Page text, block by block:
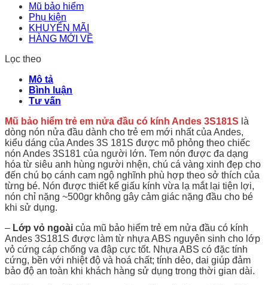
Mũ bảo hiểm
Phụ kiện
KHUYẾN MÃI
HÀNG MỚI VỀ
Lọc theo
Mô tả
Bình luận
Tư vấn
Mũ bảo hiểm trẻ em nửa đầu có kính Andes 3S181S là
dòng nón nửa đầu dành cho trẻ em mới nhất của Andes,
kiểu dáng của Andes 3S 181S được mô phỏng theo chiếc
nón Andes 3S181 của người lớn. Tem nón được đa dạng
hóa từ siêu anh hùng người nhện, chú cá vàng xinh đẹp cho
đến chú bọ cánh cam ngộ nghĩnh phù hợp theo sở thích của
từng bé. Nón được thiết kế giấu kính vừa lạ mắt lại tiện lợi,
nón chỉ nặng ~500gr không gây cảm giác nặng đầu cho bé
khi sử dụng.
– Lớp vỏ ngoài của mũ bảo hiểm trẻ em nửa đầu có kính
Andes 3S181S được làm từ nhựa ABS nguyên sinh cho lớp
vỏ cứng cáp chống va đập cực tốt. Nhựa ABS có đặc tính
cứng, bền với nhiệt độ và hoá chất; tính dẻo, dai giúp đảm
bảo độ an toàn khi khách hàng sử dụng trong thời gian dài.